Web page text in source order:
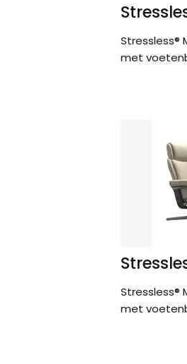
Stressless®
met
Stressless®
met